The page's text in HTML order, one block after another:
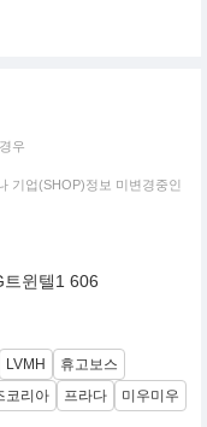
우
기업(SHOP)정보 미변경중인
윈텔1 606
LVMH
휴고보스
코리아 프라다 미우미우